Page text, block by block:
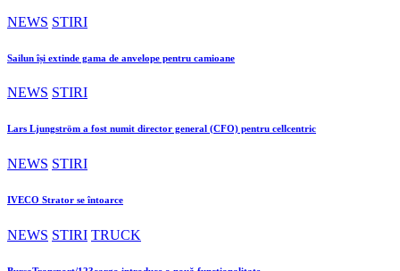
NEWS STIRI
Sailun își extinde gama de anvelope pentru camioane
NEWS STIRI
Lars Ljungström a fost numit director general (CFO) pentru cellcentric
NEWS STIRI
IVECO Strator se întoarce
NEWS STIRI TRUCK